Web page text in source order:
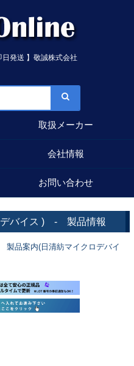
発送 】敬誠株式会社
取扱メーカー
会社情報
お問い合わせ
バイス ) - 製品情報
製品案内(日清紡マイクロデバイ